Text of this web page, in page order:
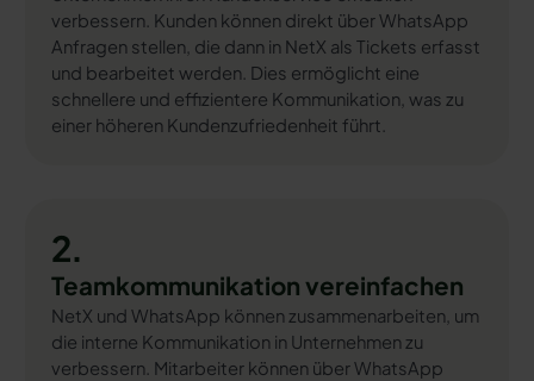
verbessern. Kunden können direkt über WhatsApp
Anfragen stellen, die dann in NetX als Tickets erfasst
und bearbeitet werden. Dies ermöglicht eine
schnellere und effizientere Kommunikation, was zu
einer höheren Kundenzufriedenheit führt.
2.
Teamkommunikation vereinfachen
NetX und WhatsApp können zusammenarbeiten, um
die interne Kommunikation in Unternehmen zu
verbessern. Mitarbeiter können über WhatsApp